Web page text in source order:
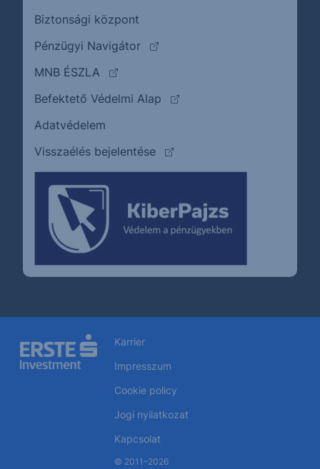
Biztonsági központ
Pénzügyi Navigátor
(külső oldalra ugrik)
MNB ÉSZLA
(külső oldalra ugrik)
Befektető Védelmi Alap
(külső oldalra ugrik)
Adatvédelem
Visszaélés bejelentése
(külső oldalra ugrik)
Karrier
Impresszum
Cookie policy
Jogi nyilatkozat
Kapcsolat
© 2011–2026